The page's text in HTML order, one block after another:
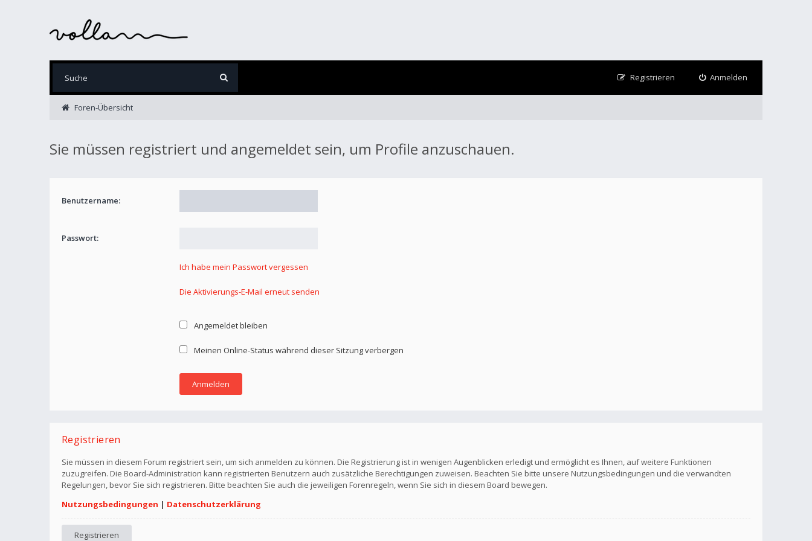
Anmelden
Registrieren
Foren-Übersicht
Sie müssen registriert und angemeldet sein, um Profile anzuschauen.
Benutzername:
Passwort:
Ich habe mein Passwort vergessen
Die Aktivierungs-E-Mail erneut senden
Angemeldet bleiben
Meinen Online-Status während dieser Sitzung verbergen
Registrieren
Sie müssen in diesem Forum registriert sein, um sich anmelden zu können. Die Registrierung ist in wenigen Augenblicken erledigt und ermöglicht es Ihnen, auf weitere Funktionen
zuzugreifen. Die Board-Administration kann registrierten Benutzern auch zusätzliche Berechtigungen zuweisen. Beachten Sie bitte unsere Nutzungsbedingungen und die verwandten
Regelungen, bevor Sie sich registrieren. Bitte beachten Sie auch die jeweiligen Forenregeln, wenn Sie sich in diesem Board bewegen.
Nutzungsbedingungen | Datenschutzerklärung
Registrieren